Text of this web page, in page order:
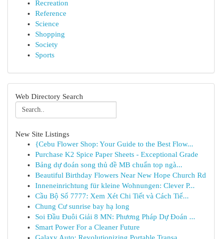
Recreation
Reference
Science
Shopping
Society
Sports
Web Directory Search
New Site Listings
{Cebu Flower Shop: Your Guide to the Best Flow...
Purchase K2 Spice Paper Sheets - Exceptional Grade
Bảng dự đoán song thủ đề MB chuẩn top ngà...
Beautiful Birthday Flowers Near New Hope Church Rd
Inneneinrichtung für kleine Wohnungen: Clever P...
Cầu Bộ Số 7777: Xem Xét Chi Tiết và Cách Tiế...
Chung Cư sunrise bay hạ long
Soi Đầu Đuôi Giải 8 MN: Phương Pháp Dự Đoán ...
Smart Power For a Cleaner Future